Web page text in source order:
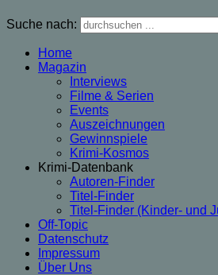
Suche nach:
Home
Magazin
Interviews
Filme & Serien
Events
Auszeichnungen
Gewinnspiele
Krimi-Kosmos
Krimi-Datenbank
Autoren-Finder
Titel-Finder
Titel-Finder (Kinder- und
Off-Topic
Datenschutz
Impressum
Über Uns